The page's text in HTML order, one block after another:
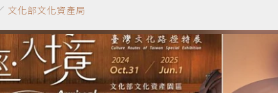
文化部文化資產局